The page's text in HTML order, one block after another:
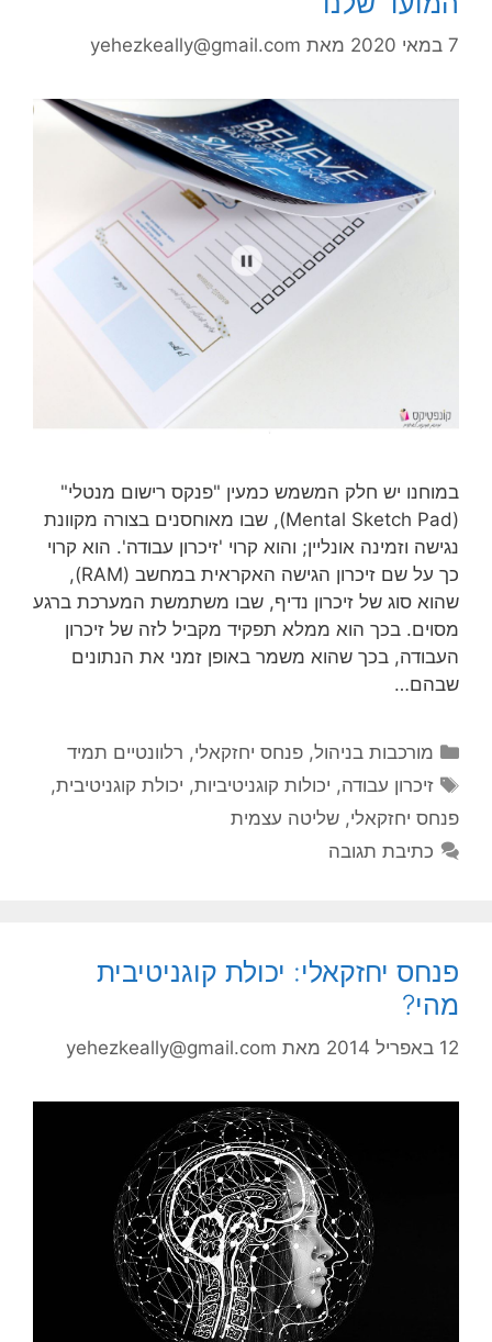
7 במאי 2020 מאת yehezkeally@gmail.com
במוחנו יש חלק המשמש כמעין "פנקס רישום מנטלי"
(Mental Sketch Pad), שבו מאוחסנים בצורה מקוונת
נגישה וזמינה אונליין; והוא קרוי 'זיכרון עבודה'. הוא קרוי
כך על שם זיכרון הגישה האקראית במחשב (RAM),
שהוא סוג של זיכרון נדיף, שבו משתמשת המערכת ברגע
מסוים. בכך הוא ממלא תפקיד מקביל לזה של זיכרון
העבודה, בכך שהוא משמר באופן זמני את הנתונים
שבהם…
קטגוריות
מורכבות בניהול,פנחס יחזקאלי, רלוונטיים תמיד
תגיות
זיכרון עבודה, יכולות קוגניטיביות, יכולת קוגניטיבית,
פנחס יחזקאלי, שליטה עצמית
כתיבת תגובה
פנחס יחזקאלי: יכולת קוגניטיבית
מהי?
12 באפריל 2014 מאת yehezkeally@gmail.com